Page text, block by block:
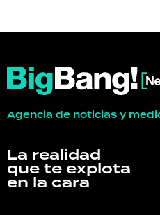
Agencia de noticias y
La realidad
que te explota
en la cara